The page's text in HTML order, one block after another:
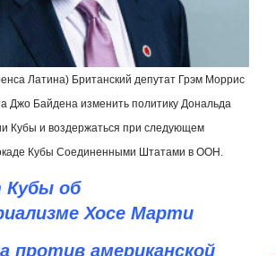
Латина) Британский депутат Грэм Моррис
Джо Байдена изменить политику Дональда
Кубы и воздержаться при следующем
Кубы Соединенными Штатами в ООН.
Кубы об
Хосе Марти
против американской